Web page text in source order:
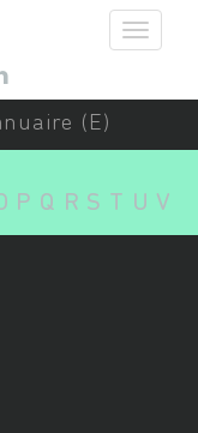
vos mots-clés
(E)
P Q R S T U V